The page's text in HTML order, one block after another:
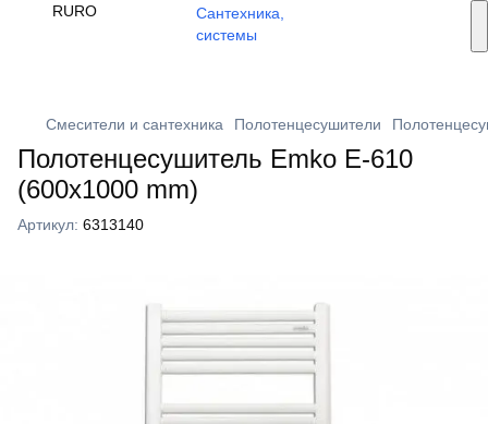
Услуги монтажа
🔥 Акции и скидки
RURO
Смесители и сантехника Полотенцесушители
Полотенцесушитель Emko Е-610
(600x1000 mm)
Артикул: 6313140